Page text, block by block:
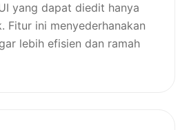
yang dapat diedit hanya
Fitur ini menyederhanakan
lebih efisien dan ramah